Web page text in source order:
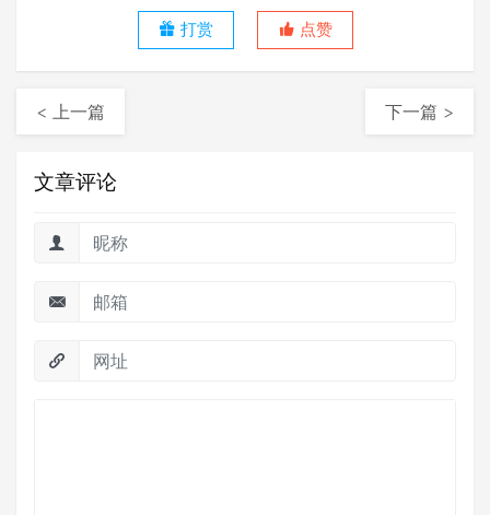
打赏 点赞
< 上一篇 下一篇 >
文章评论